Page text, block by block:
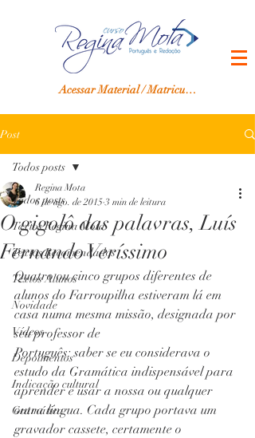
Acessar Material / Matricular-se
Post
Todos posts
Textos Regina Mota
Textos Recomendados
Textos Alunos
Novidade
Vídeos
Depoimentos
Indicação cultural
Gramática
Todos posts
O gigolô das palavras, Luís
Fernando Veríssimo
Regina Mota
6 de ago. de 2015 3 min de leitura
Quatro ou cinco grupos diferentes de
alunos do Farroupilha estiveram lá em
casa numa mesma missão, designada por
seu professor de
Português: saber se eu considerava o
estudo da Gramática indispensável para
aprender e usar a nossa ou qualquer
outra língua. Cada grupo portava um
gravador cassete, certamente o